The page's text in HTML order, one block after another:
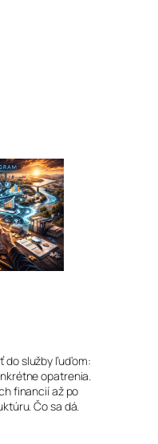
do služby ľuďom:
opatrenia.
financií až po
Čo sa dá.